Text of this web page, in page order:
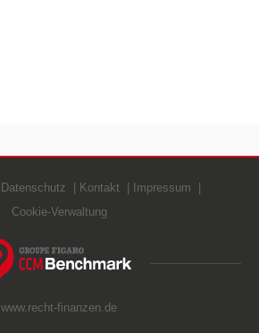
Datenschutz Kontakt
Impressum
Cookie-Verwaltung
www.recht-finanzen.de